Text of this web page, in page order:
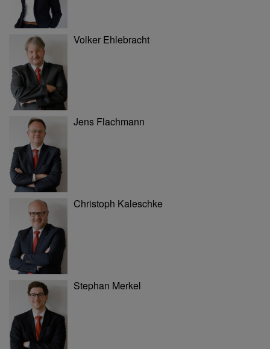
Volker Ehlebracht
Jens Flachmann
Christoph Kaleschke
Stephan Merkel